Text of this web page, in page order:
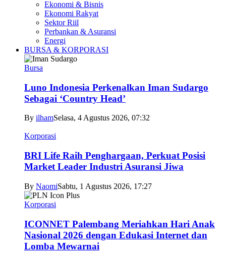
Ekonomi & Bisnis
Ekonomi Rakyat
Sektor Riil
Perbankan & Asuransi
Energi
BURSA & KORPORASI
Bursa
Luno Indonesia Perkenalkan Iman Sudargo
Sebagai ‘Country Head’
By ilhamSelasa, 4 Agustus 2026, 07:32
Korporasi
BRI Life Raih Penghargaan, Perkuat Posisi
Market Leader Industri Asuransi Jiwa
By NaomiSabtu, 1 Agustus 2026, 17:27
Korporasi
ICONNET Palembang Meriahkan Hari Anak
Nasional 2026 dengan Edukasi Internet dan
Lomba Mewarnai